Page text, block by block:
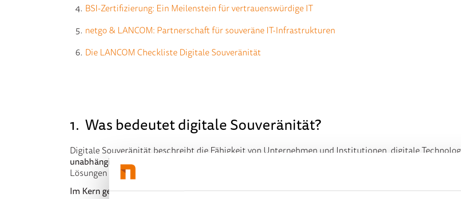
BSI-Zertifizierung: Ein Meilenstein für vertrauenswürdige IT
netgo & LANCOM: Partnerschaft für souveräne IT-Infrastrukturen
Die LANCOM Checkliste Digitale Souveränität
1. Was bedeutet digitale Souveränität?
Digitale Souveränität beschreibt die Fähigkeit von Unternehmen und Institutionen, digitale
unabhängig
einzusetzen. Laut Bitkom bedeutet sie, die Leistungsfähigkeit und Vertrauenswürdigkeit
Lösungen am Markt verstehen, bewerten und prüfen zu können.
Im Kern geht es darum: